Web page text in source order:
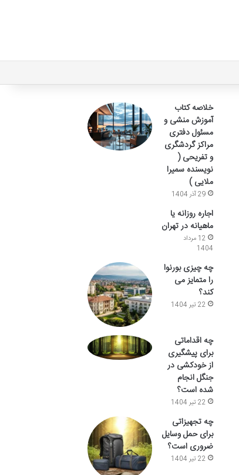
خلاصه کتاب
آموزش منشی و
مسئول دفتری
مراکز گردشگری
و تفریحی (
نویسنده سمیرا
ملایی )
29 آذر 1404
اجاره روزانه یا
ماهیانه در تهران
12 مرداد
1404
چه چیزی بورنوا
را متمایز می
کند؟
22 تیر 1404
چه اقداماتی
برای پیشگیری
از خودکشی در
جنگل انجام
شده است؟
22 تیر 1404
چه تجهیزاتی
برای حمل وسایل
ضروری است؟
22 تیر 1404